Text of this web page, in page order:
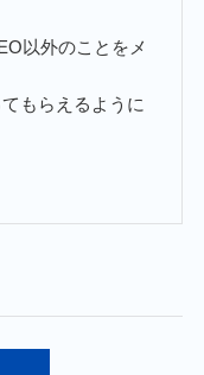
以外のことをメ
もらえるように